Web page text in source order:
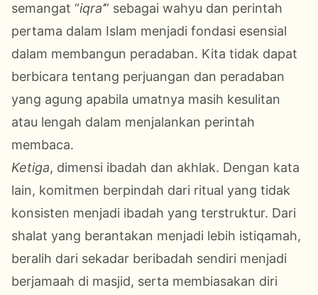
semangat “iqra’” sebagai wahyu dan perintah
pertama dalam Islam menjadi fondasi esensial
dalam membangun peradaban. Kita tidak dapat
berbicara tentang perjuangan dan peradaban
yang agung apabila umatnya masih kesulitan
atau lengah dalam menjalankan perintah
membaca.
Ketiga, dimensi ibadah dan akhlak. Dengan kata
lain, komitmen berpindah dari ritual yang tidak
konsisten menjadi ibadah yang terstruktur. Dari
shalat yang berantakan menjadi lebih istiqamah,
beralih dari sekadar beribadah sendiri menjadi
berjamaah di masjid, serta membiasakan diri